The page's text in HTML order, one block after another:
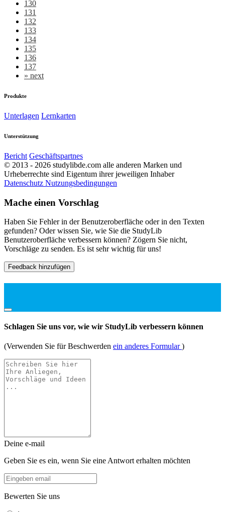
130
131
132
133
134
135
136
137
» next
Produkte
Unterlagen Lernkarten
Unterstützung
Bericht Geschäftspartnes
© 2013 - 2026 studylibde.com alle anderen Marken und
Urheberrechte sind Eigentum ihrer jeweiligen Inhaber
Datenschutz Nutzungsbedingungen
Mache einen Vorschlag
Haben Sie Fehler in der Benutzeroberfläche oder in den Texten
gefunden? Oder wissen Sie, wie Sie die StudyLib
Benutzeroberfläche verbessern können? Zögern Sie nicht,
Vorschläge zu senden. Es ist sehr wichtig für uns!
Feedback hinzufügen
Schlagen Sie uns vor, wie wir StudyLib verbessern können
(Verwenden Sie für Beschwerden ein anderes Formular)
Deine e-mail
Geben Sie es ein, wenn Sie eine Antwort erhalten möchten
Bewerten Sie uns